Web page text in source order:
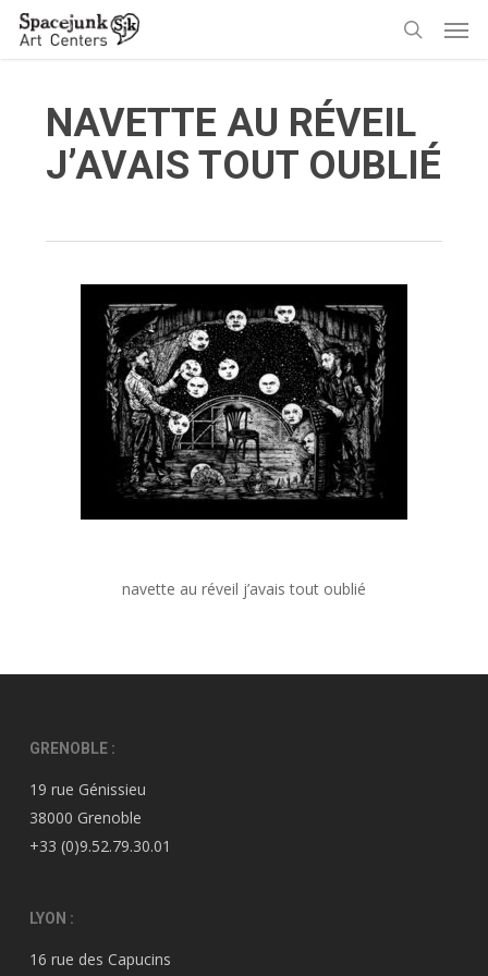
Skip
NAVETTE AU RÉVEIL
J’AVAIS TOUT OUBLIÉ
navette au réveil j’avais tout oublié
GRENOBLE :
19 rue Génissieu
38000 Grenoble
+33 (0)9.52.79.30.01
LYON :
16 rue des Capucins